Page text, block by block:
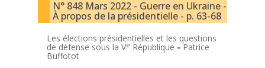
N° 848 Mars 2022 - Guerre en Ukraine -
À propos de la présidentielle - p. 63-68
Les élections présidentielles et les questions
de défense sous la Ve République -Patrice
Buffotot